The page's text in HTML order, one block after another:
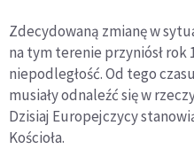
Zdecydowaną zmianę w
na tym terenie przyniósł rok
niepodległość. Od tego
musiały odnaleźć się w
Dzisiaj Europejczycy
Kościoła.